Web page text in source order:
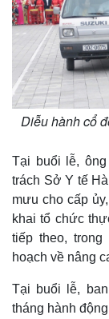
Diễu hành cổ
Tại buổi lễ,
trách Sở Y tế
mưu cho cấp
khai tổ chức
tiếp theo,
hoạch về nâng
Tại buổi lễ,
tháng hành